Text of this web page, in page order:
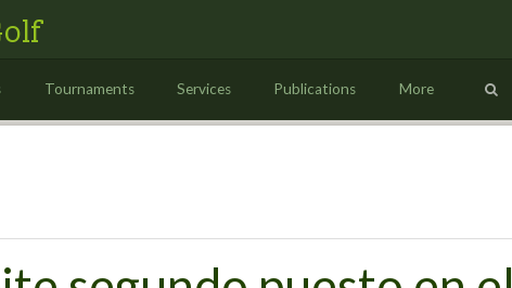
Tournaments Services Publications More